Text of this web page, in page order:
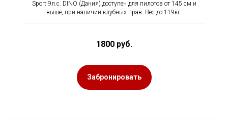
Sport 9л.с. DINO (Дания) доступен для пилотов от 145 см и
выше, при наличии клубных прав. Вес до 119кг.
1800 руб.
Забронировать